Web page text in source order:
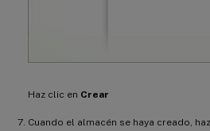
Haz clic en Crear
Cuando el almacén se haya creado,